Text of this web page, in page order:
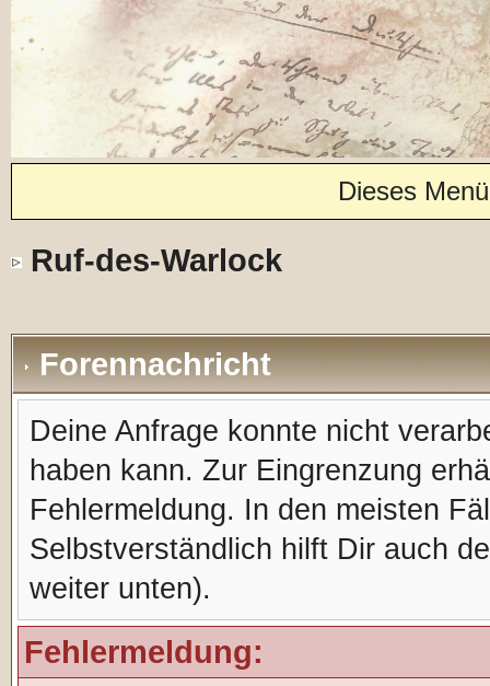
Dieses
Ruf-des-Warlock
Forennachricht
Deine Anfrage konnte nicht
haben kann. Zur Eingrenzung
Fehlermeldung. In den meisten
Selbstverständlich hilft Dir auch
weiter unten).
Fehlermeldung: